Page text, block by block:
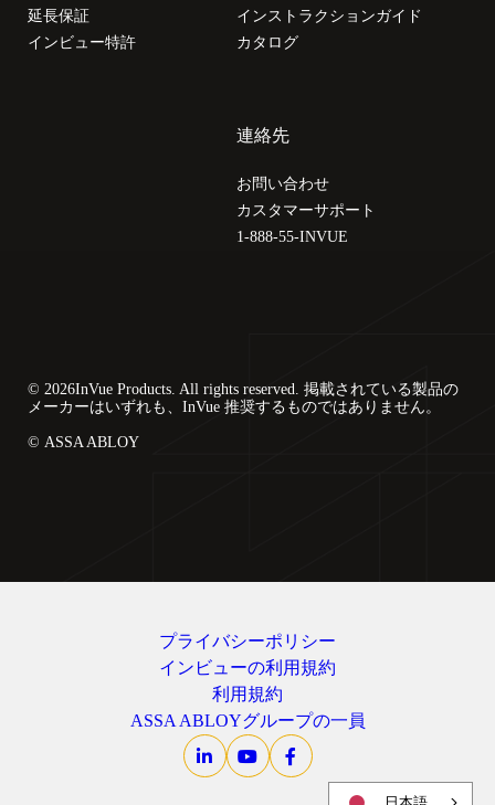
延長保証
インビュー特許
インストラクションガイド
カタログ
連絡先
お問い合わせ
カスタマーサポート
1-888-55-INVUE
© 2026InVue Products. All rights reserved. 掲載されている製品の
メーカーはいずれも、InVue 推奨するものではありません。
© ASSA ABLOY
プライバシーポリシー
インビューの利用規約
利用規約
ASSA ABLOYグループの一員